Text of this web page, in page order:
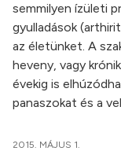
semmilyen ízületi
gyulladások
az életünket. A
heveny, vagy
évekig is
panaszokat és a
2015. MÁJUS 1.